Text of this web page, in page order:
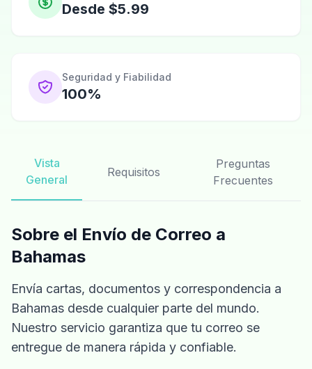
Desde $5.99
Seguridad y Fiabilidad
100%
Vista
General
Requisitos
Preguntas
Frecuentes
Sobre el Envío de Correo a
Bahamas
Envía cartas, documentos y correspondencia a
Bahamas desde cualquier parte del mundo.
Nuestro servicio garantiza que tu correo se
entregue de manera rápida y confiable.